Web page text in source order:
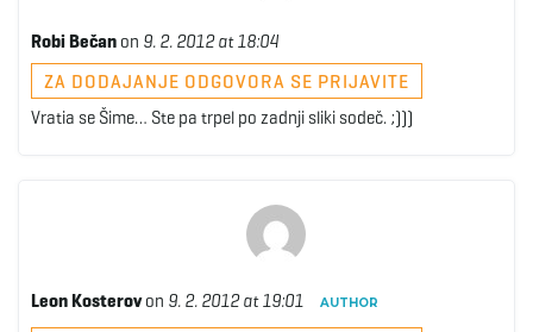
Robi Bečan on 9. 2. 2012 at 18:04
ZA DODAJANJE ODGOVORA SE PRIJAVITE
Vratia se Šime… Ste pa trpel po zadnji sliki sodeč. ;)))
Leon Kosterovon 9. 2. 2012 at 19:01 AUTHOR